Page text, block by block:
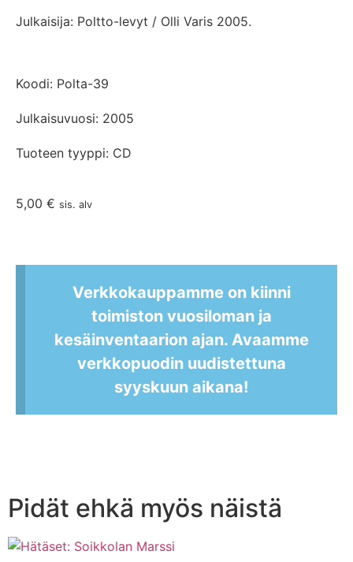
Julkaisija: Poltto-levyt / Olli Varis 2005.
Koodi: Polta-39
Julkaisuvuosi: 2005
Tuoteen tyyppi: CD
5,00 € sis. alv
Verkkokauppamme on kiinni
toimiston vuosiloman ja
kesäinventaarion ajan. Avaamme
verkkopuodin uudistettuna
syyskuun aikana!
Pidät ehkä myös näistä